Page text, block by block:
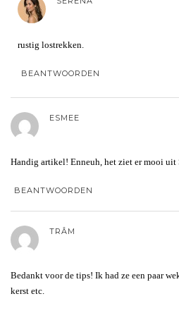
rustig lostrekken.
BEANTWOORDEN
ESMEE
Handig artikel! Enneuh, het ziet er mooi uit
BEANTWOORDEN
TRÂM
Bedankt voor de tips! Ik had ze een paar
kerst etc.